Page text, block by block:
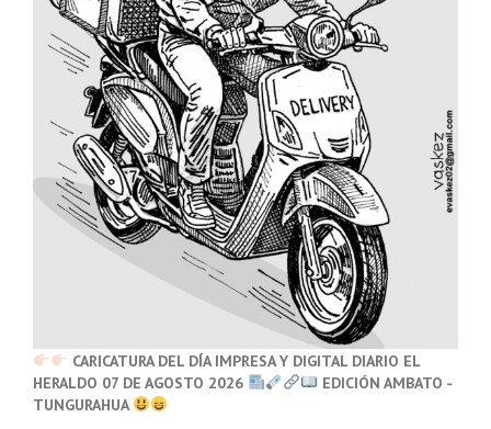
CARICATURA DEL DÍA IMPRESA Y DIGITAL DIARIO EL
HERALDO 07 DE AGOSTO 2026
EDICIÓN AMBATO -
TUNGURAHUA